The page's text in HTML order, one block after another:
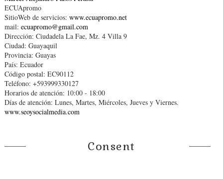
ECUApromo
SitioWeb de servicios: www.ecuapromo.net
mail: ecuapromo@gmail.com
Dirección: Ciudadela La Fae, Mz. 4 Villa 9
Ciudad: Guayaquil
Provincia: Guayas
País: Ecuador
Código postal: EC90112
Teléfono: +593999330127
Horarios de atención: 10:00 - 18:00
Días de atención: Lunes, Martes, Miércoles, Jueves y Viernes.
www.seoysocialmedia.com
Consent